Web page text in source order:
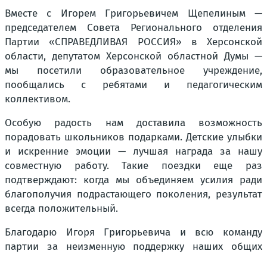
Вместе с Игорем Григорьевичем Щепелиным —
председателем Совета Регионального отделения
Партии «СПРАВЕДЛИВАЯ РОССИЯ» в Херсонской
области, депутатом Херсонской областной Думы —
мы посетили образовательное учреждение,
пообщались с ребятами и педагогическим
коллективом.
Особую радость нам доставила возможность
порадовать школьников подарками. Детские улыбки
и искренние эмоции — лучшая награда за нашу
совместную работу. Такие поездки еще раз
подтверждают: когда мы объединяем усилия ради
благополучия подрастающего поколения, результат
всегда положительный.
Благодарю Игоря Григорьевича и всю команду
партии за неизменную поддержку наших общих